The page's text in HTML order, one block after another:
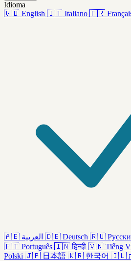
Idioma
🇬🇧 English 🇮🇹 Italiano 🇫🇷
🇦🇪 العربية 🇩🇪 Deutsch 🇷🇺
🇵🇹 Português 🇮🇳 हिन्दी 🇻🇳 Tiếng
Polski 🇯🇵 日本語 🇰🇷 한국어 🇮🇱